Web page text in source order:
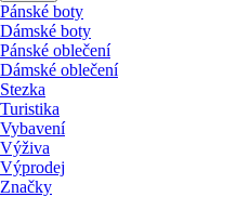
Pánské boty
Dámské boty
Pánské oblečení
Dámské oblečení
Stezka
Turistika
Vybavení
Výživa
Výprodej
Značky